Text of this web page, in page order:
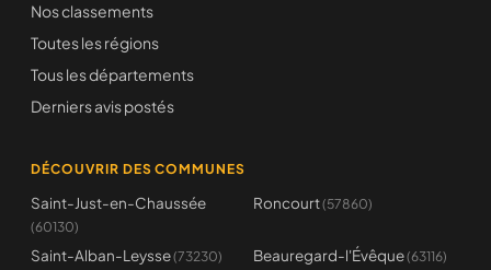
Nos classements
Toutes les régions
Tous les départements
Derniers avis postés
DÉCOUVRIR DES COMMUNES
Saint-Just-en-Chaussée
(60130)
Roncourt(57860)
Saint-Alban-Leysse(73230) Beauregard-l'Évêque(63116)